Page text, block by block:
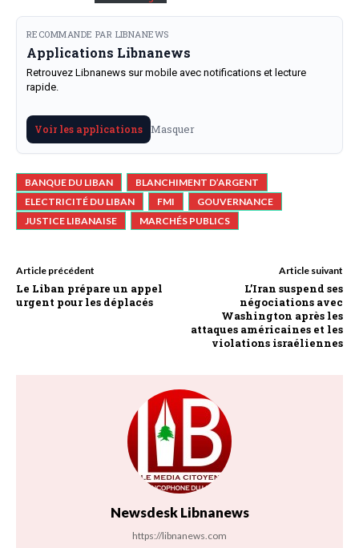
RECOMMANDE PAR LIBNANEWS
Applications Libnanews
Retrouvez Libnanews sur mobile avec notifications et lecture
rapide.
Voir les applications Masquer
BANQUE DU LIBAN
BLANCHIMENT D’ARGENT
ELECTRICITÉ DU LIBAN
FMI
GOUVERNANCE
JUSTICE LIBANAISE
MARCHÉS PUBLICS
Article précédent
Le Liban prépare un appel
urgent pour les déplacés
Article suivant
L’Iran suspend ses
négociations avec
Washington après les
attaques américaines et les
violations israéliennes
Newsdesk Libnanews
https://libnanews.com